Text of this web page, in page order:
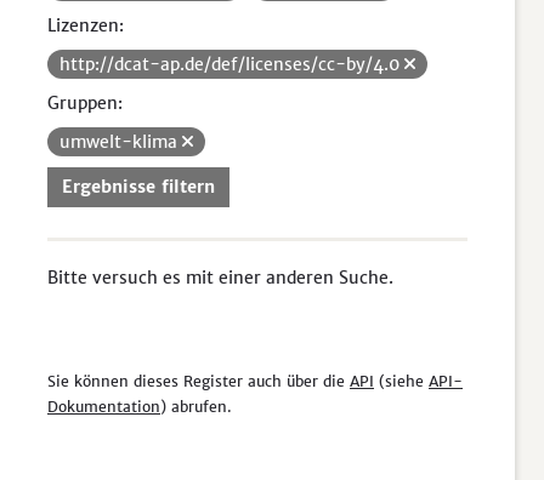
Lizenzen:
http://dcat-ap.de/def/licenses/cc-by/4.0
Gruppen:
umwelt-klima
Ergebnisse filtern
Bitte versuch es mit einer anderen Suche.
Sie können dieses Register auch über die API (siehe API-
Dokumentation) abrufen.